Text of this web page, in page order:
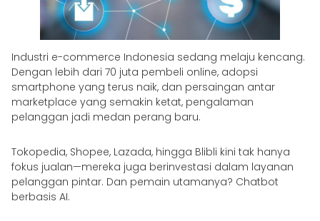
Industri e-commerce Indonesia sedang melaju kencang.
Dengan lebih dari 70 juta pembeli online, adopsi
smartphone yang terus naik, dan persaingan antar
marketplace yang semakin ketat, pengalaman
pelanggan jadi medan perang baru.
Tokopedia, Shopee, Lazada, hingga Blibli kini tak hanya
fokus jualan—mereka juga berinvestasi dalam layanan
pelanggan pintar. Dan pemain utamanya? Chatbot
berbasis AI.